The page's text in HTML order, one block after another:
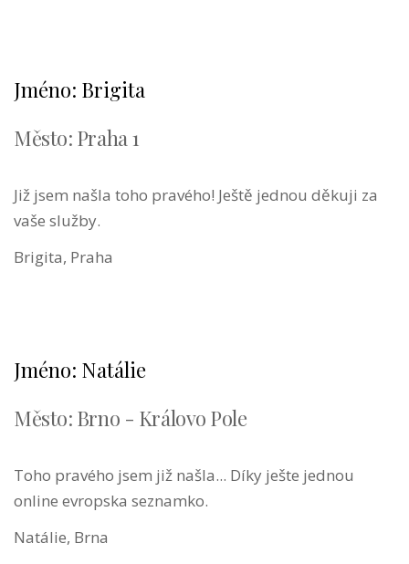
Jméno: Brigita
Město: Praha 1
Již jsem našla toho pravého! Ještě jednou děkuji za
vaše služby.
Brigita, Praha
Jméno: Natálie
Město: Brno - Královo Pole
Toho pravého jsem již našla... Díky ješte jednou
online evropska seznamko.
Natálie, Brna